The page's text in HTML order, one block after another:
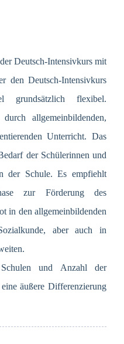
Deutsch-Intensivkurs mit
den Deutsch-Intensivkurs
grundsätzlich flexibel.
allgemeinbildenden,
Unterricht. Das
der Schülerinnen und
der Schule. Es empfiehlt
zur Förderung des
in den allgemeinbildenden
aber auch in
und Anzahl der
äußere Differenzierung